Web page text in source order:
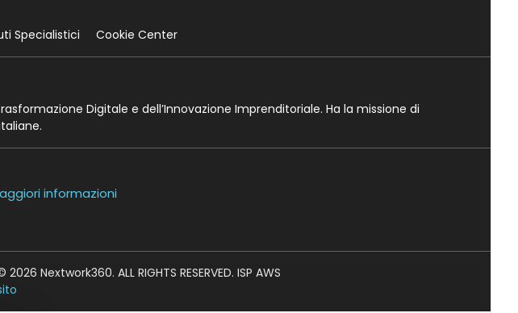
Specialistici Cookie Center
Digitale e dell’Innovazione Imprenditoriale. Ha la missione di
informazioni
Nextwork360. ALL RIGHTS RESERVED. ISP AWS